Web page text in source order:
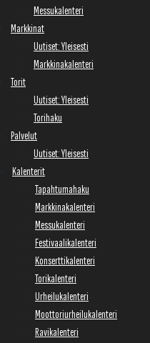
Messukalenteri
Markkinat
Uutiset: Yleisesti
Markkinakalenteri
Torit
Uutiset: Yleisesti
Torihaku
Palvelut
Uutiset: Yleisesti
Kalenterit
Tapahtumahaku
Markkinakalenteri
Messukalenteri
Festivaalikalenteri
Konserttikalenteri
Torikalenteri
Urheilukalenteri
Moottoriurheilukalenteri
Ravikalenteri